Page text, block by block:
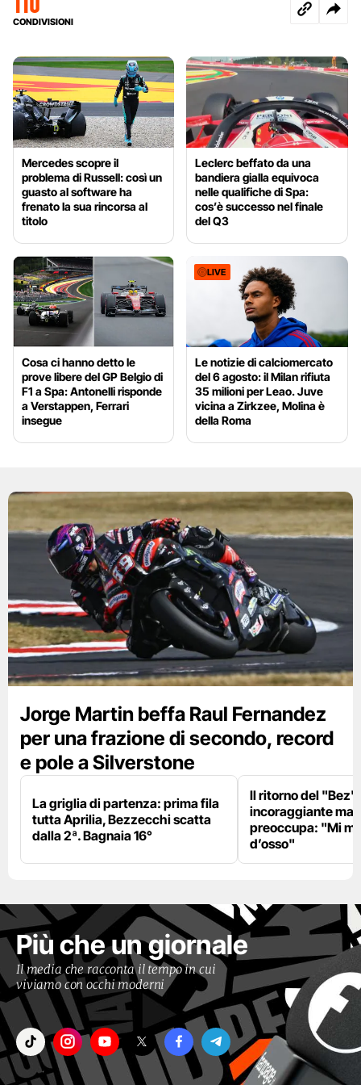
CONDIVISIONI
Mercedes scopre il
problema di Russell: così un
guasto al software ha
frenato la sua rincorsa al
titolo
Leclerc beffato da una
bandiera gialla equivoca
nelle qualifiche di Spa:
cos’è successo nel finale
del Q3
Cosa ci hanno detto le
prove libere del GP Belgio di
F1 a Spa: Antonelli risponde
a Verstappen, Ferrari
insegue
LIVE
Le notizie di calciomercato
del 6 agosto: il Milan rifiuta
35 milioni per Leao. Juve
vicina a Zirkzee, Molina è
della Roma
Jorge Martin beffa Raul Fernandez
per una frazione di secondo, record
e pole a Silverstone
La griglia di partenza: prima fila
tutta Aprilia, Bezzecchi scatta
dalla 2ª. Bagnaia 16°
Il ritorno del "Bez"
incoraggiante ma
preoccupa: "Mi
d’osso"
Più che un giornale
Il media che racconta il tempo in cui
viviamo con occhi moderni